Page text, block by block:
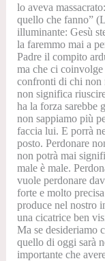
lo aveva
quello che fanno”
illuminante: Gesù
la faremmo mai a
Padre il compito
ma che ci
confronti di chi non
non significa
ha la forza sarebbe
non sappiamo più
faccia lui. E porrà
posto. Perdonare
non potrà mai
male è male.
vuole perdonare
forte e molto
produce nel nostro
una cicatrice ben
Ma se desideriamo
quello di oggi sarà
importante che